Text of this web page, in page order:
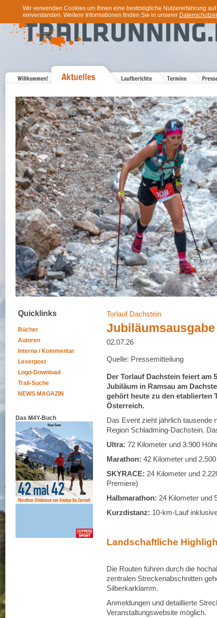
Wir verwenden Cookies um Ihnen eine bestmögliche Nutzererfahrung
einverstanden. Weitere Informationen finden Sie in unserer
Quicklinks
Bücher
Autoren
Interna / Kommentar
Leserpost
Logo-Download
Trail-Suche
NEWS MAGAZIN
Das M4Y-Buch
Torlauf Dachstein
02.07.26
Quelle: Pressemitteilung
Der Torlauf Dachstein feiert am
Jubiläum in Ramsau am
gehört heute zu den etablierten
Österreich.
Das Event zieht jährlich tausende
Region Schladming-Dachstein.
Ultra: 72 Kilometer und 3.900
Marathon: 42 Kilometer und
SKYRACE: 24 Kilometer und
Premiere)
Halbmarathon: 24 Kilometer und
Kurzdistanz: 10-km-Lauf
Landschaftliche
Die Routen führen durch die
zentralen Streckenabschnitten
Silberkarklamm.
Anmeldungen und detaillierte
Veranstaltungswebsite möglich.